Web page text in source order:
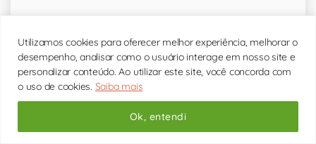
Utilizamos cookies para oferecer melhor experiência, melhorar o
desempenho, analisar como o usuário interage em nosso site e
personalizar conteúdo. Ao utilizar este site, você concorda com
o uso de cookies. Saiba mais
Ok, entendi
Terapia Cognitivo Comportamental: o que é?
Nossos psicólogos